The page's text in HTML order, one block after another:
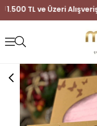
🚚 1.500 TL ve